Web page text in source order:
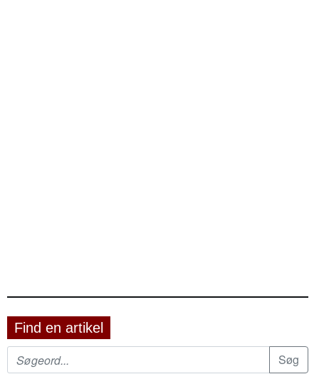
Find en artikel